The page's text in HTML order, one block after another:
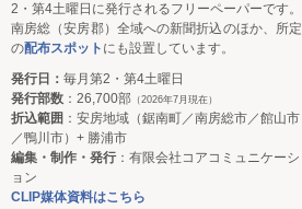
2・第4土曜日に発行されるフリーペーパーです。
南房総（安房郡）全域への新聞折込のほか、所定
の配布スポット にも設置しています。
発行日： 毎月第2・第4土曜日
発行部数 ：26,700部 （2026年7月現在）
折込範囲 ：安房地域（鋸南町／南房総市／館山市
／鴨川市）+ 勝浦市
編集・制作・発行：有限会社コアコミュニケーシ
ョン
CLIP媒体資料はこちら